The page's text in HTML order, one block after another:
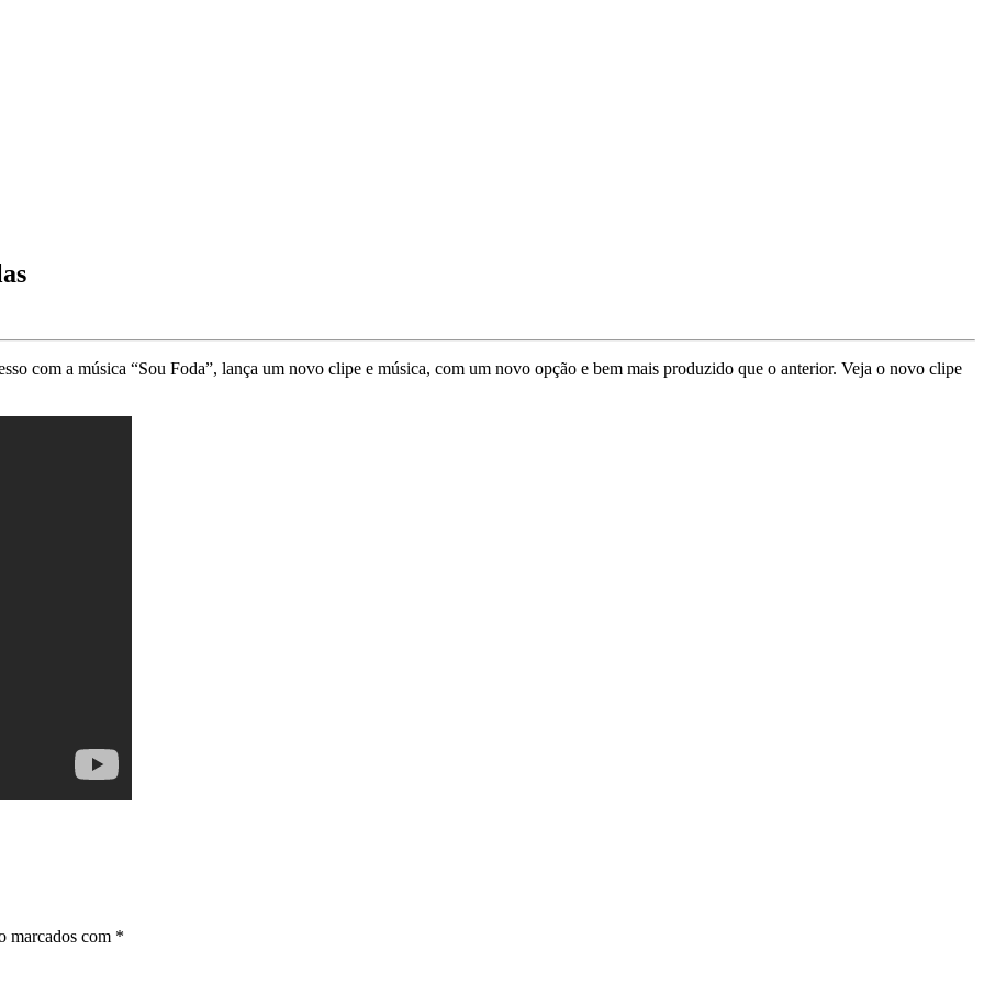
com a música “Sou Foda”, lança um novo clipe e música, com um novo opção e bem mais produzido que o anterior. Veja o novo clipe
marcados com *